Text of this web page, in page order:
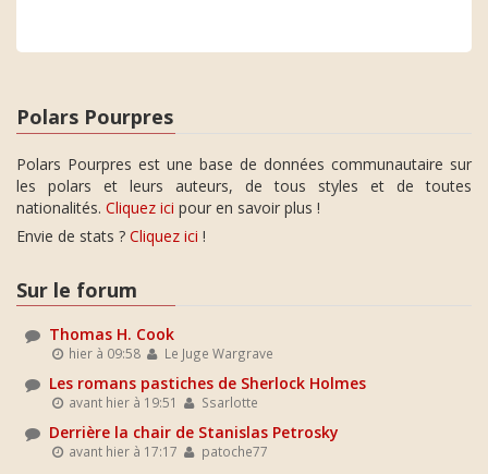
Polars Pourpres
Polars Pourpres est une base de données communautaire sur
les polars et leurs auteurs, de tous styles et de toutes
nationalités. Cliquez ici pour en savoir plus !
Envie de stats ? Cliquez ici !
Sur le forum
Thomas H. Cook
hier à 09:58 Le Juge Wargrave
Les romans pastiches de Sherlock Holmes
avant hier à 19:51 Ssarlotte
Derrière la chair de Stanislas Petrosky
avant hier à 17:17 patoche77